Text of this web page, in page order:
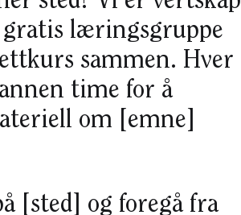
læringsgruppe
sammen. Hver
time for å
om [emne]
[sted] og foregå fra